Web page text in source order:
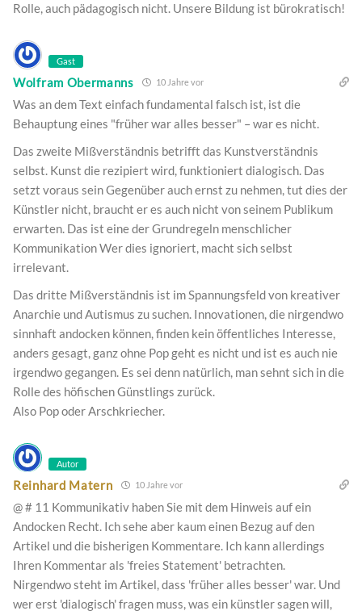
Rolle, auch pädagogisch nicht. Unsere Bildung ist bürokratisch!
Gast
Wolfram Obermanns 10 Jahre vor
Was an dem Text einfach fundamental falsch ist, ist die
Behauptung eines "früher war alles besser" – war es nicht.
Das zweite Mißverständnis betrifft das Kunstverständnis
selbst. Kunst die rezipiert wird, funktioniert dialogisch. Das
setzt voraus sein Gegenüber auch ernst zu nehmen, tut dies der
Künstler nicht, braucht er es auch nicht von seinem Publikum
erwarten. Das ist eine der Grundregeln menschlicher
Kommunikation Wer dies ignoriert, macht sich selbst
irrelevant.
Das dritte Mißverständnis ist im Spannungsfeld von kreativer
Anarchie und Autismus zu suchen. Innovationen, die nirgendwo
sinnhaft andocken können, finden kein öffentliches Interesse,
anders gesagt, ganz ohne Pop geht es nicht und ist es auch nie
irgendwo gegangen. Es sei denn natürlich, man sehnt sich in die
Rolle des höfischen Günstlings zurück.
Also Pop oder Arschkriecher.
Autor
Reinhard Matern 10 Jahre vor
@ # 11 Kommunikativ haben Sie mit dem Hinweis auf ein
Andocken Recht. Ich sehe aber kaum einen Bezug auf den
Artikel und die bisherigen Kommentare. Ich kann allerdings
Ihren Kommentar als 'freies Statement' betrachten.
Nirgendwo steht im Artikel, dass 'früher alles besser' war. Und
wer erst 'dialogisch' fragen muss, was ein künstler sagen will,